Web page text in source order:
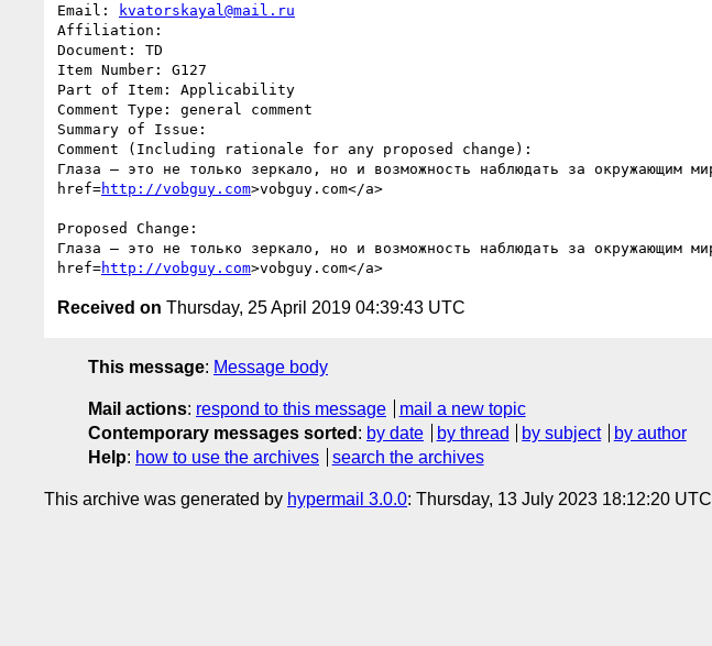
Email:
kvatorskayal@mail.ru
Affiliation:
Document: TD
Item Number: G127
Part of Item: Applicability
Comment Type: general comment
Summary of Issue:
Comment (Including rationale for any proposed change):
Глаза – это не только зеркало, но и возможность наблюдать за окружающим
href=http://vobguy.com>vobguy.com</a>
Proposed Change:
Глаза – это не только зеркало, но и возможность наблюдать за окружающим
href=http://vobguy.com
Received on Thursday, 25 April 2019 04:39:43 UTC
This message: Message body
Mail actions: respond to this message
mail a new topic
Contemporary messages sorted : by date by thread by subject
by author
Help: how to use the archives search the archives
This archive was generated by hypermail 3.0.0: Thursday, 13 July 2023 18:12:20 UTC